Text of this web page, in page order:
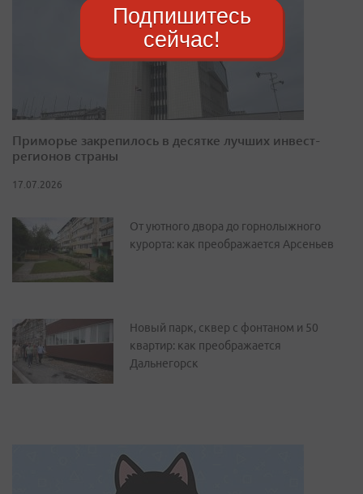
Приморье закрепилось в десятке лучших инвест-
регионов страны
17.07.2026
От уютного двора до горнолыжного
курорта: как преображается Арсеньев
Новый парк, сквер с фонтаном и 50
квартир: как преображается
Дальнегорск
Подпишитесь
сейчас!